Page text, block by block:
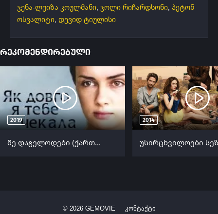
ჯენა-ლუიზა კოულმანი, ჯოლი რიჩარდსონი, პეტონ
ოსვალიტი, დევიდ ტიულისი
რეკომენდირებული
2019
მე დაგელოდები (ქართულად) / Как долго я тебя ждала (Me Dagelodebi Qartulad) ქართულად 2019
2014
© 2026GEMOVIE კონტაქტი